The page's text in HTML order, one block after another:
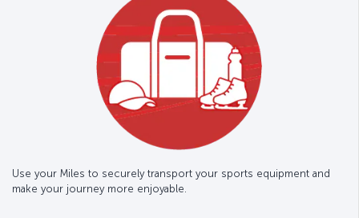
Use your Miles to securely transport your sports equipment and
make your journey more enjoyable.